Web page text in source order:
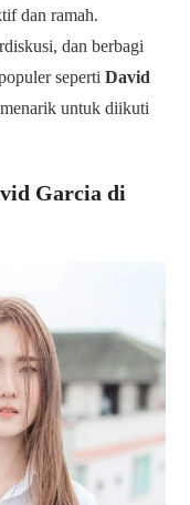
dan ramah.
dan berbagi
sepertiDavid
untuk diikuti
Garcia di